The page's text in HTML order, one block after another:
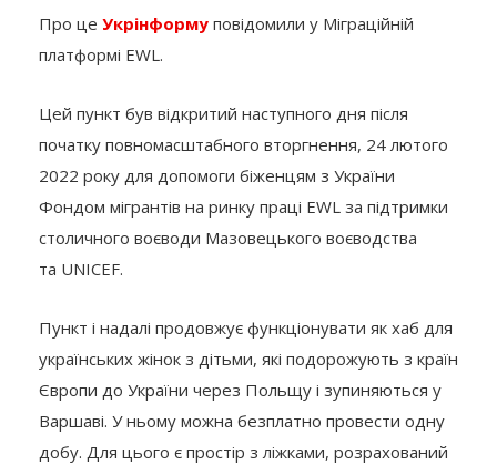
Про це Укрінформу повідомили у Міграційній
платформі EWL.
Цей пункт був відкритий наступного дня після
початку повномасштабного вторгнення, 24 лютого
2022 року для допомоги біженцям з України
Фондом мігрантів на ринку праці EWL за підтримки
столичного воєводи Мазовецького воєводства
та UNICEF.
Пункт і надалі продовжує функціонувати як хаб для
українських жінок з дітьми, які подорожують з країн
Європи до України через Польщу і зупиняються у
Варшаві. У ньому можна безплатно провести одну
добу. Для цього є простір з ліжками, розрахований